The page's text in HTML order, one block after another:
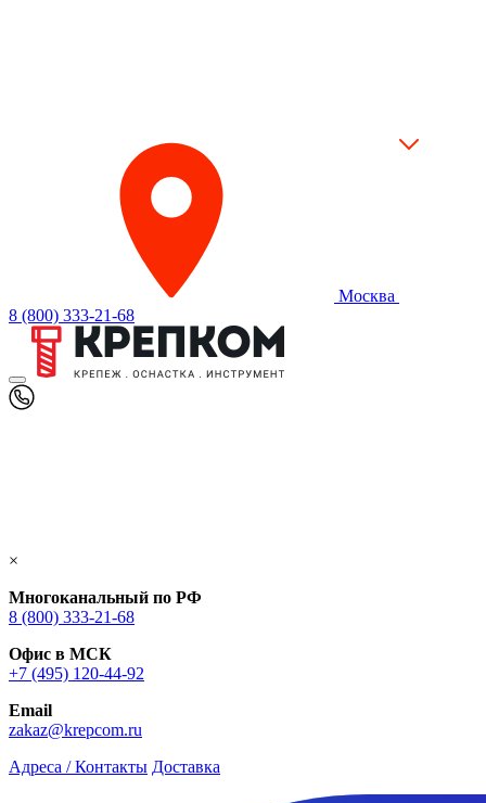
Москва
8 (800) 333-21-68
×
Многоканальный по РФ
8 (800) 333‑21-68
Офис в МСК
+7 (495) 120-44-92
Email
zakaz@krepcom.ru
Адреса / Контакты Доставка